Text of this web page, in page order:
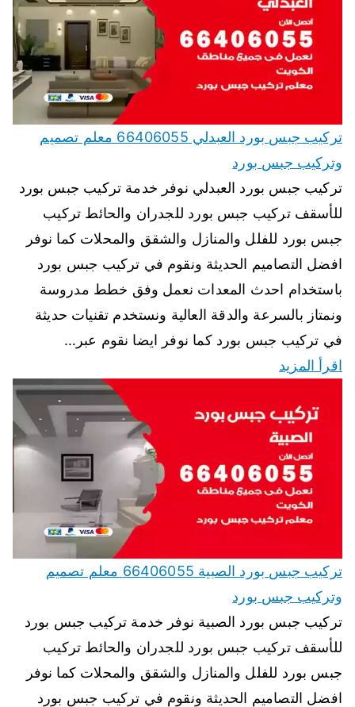
تركيب جبس بورد العبدلي 66406055 معلم تصميم
وتركيب جبس بورد
تركيب جبس بورد العبدلي نوفر خدمة تركيب جبس بورد
للأسقف تركيب جبس بورد للجدران والحائط تركيب
جبس بورد للفلل والمنازل والشقق والمحلات كما نوفر
افضل التصاميم الحديثة ونقوم في تركيب جبس بورد
باستخدام احدث المعدات نعمل وفق خطط مدروسة
ونمتاز بالسرعة والدقة العالية ونستخدم تقنيات حديثة
في تركيب جبس بورد كما نوفر ايضا نقوم عبر…
اقرأ المزيد
تركيب جبس بورد الصبية 66406055 معلم تصميم
وتركيب جبس بورد
تركيب جبس بورد الصبية نوفر خدمة تركيب جبس بورد
للأسقف تركيب جبس بورد للجدران والحائط تركيب
جبس بورد للفلل والمنازل والشقق والمحلات كما نوفر
افضل التصاميم الحديثة ونقوم في تركيب جبس بورد